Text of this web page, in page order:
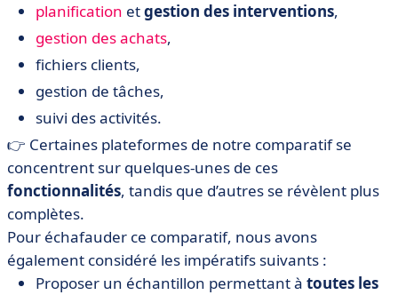
planification etgestion des interventions,
gestion des achats,
fichiers clients,
gestion de tâches,
suivi des activités.
👉 Certaines plateformes de notre comparatif se
concentrent sur quelques-unes de ces
fonctionnalités, tandis que d’autres se révèlent plus
complètes.
Pour échafauder ce comparatif, nous avons
également considéré les impératifs suivants :
Proposer un échantillon permettant à toutes les